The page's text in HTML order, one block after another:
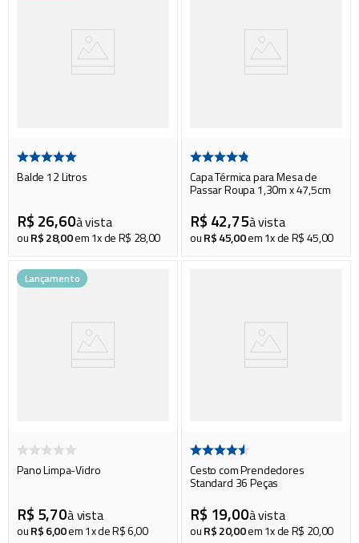
Balde 12 Litros
R$ 26,60à vista
ouR$28,00em1x deR$ 28,00
Capa Térmica para Mesa de
Passar Roupa 1,30m x 47,5cm
R$ 42,75à vista
ouR$45,00em1x deR$45,00
Lançamento
Pano Limpa-Vidro
R$ 5,70à vista
ouR$6,00em1x deR$6,00
Cesto com Prendedores
Standard 36 Peças
R$ 19,00à vista
ouR$20,00em1x deR$ 20,00